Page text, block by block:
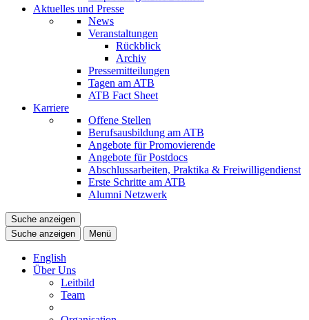
Aktuelles und Presse
News
Veranstaltungen
Rückblick
Archiv
Pressemitteilungen
Tagen am ATB
ATB Fact Sheet
Karriere
Offene Stellen
Berufsausbildung am ATB
Angebote für Promovierende
Angebote für Postdocs
Abschlussarbeiten, Praktika & Freiwilligendienst
Erste Schritte am ATB
Alumni Netzwerk
Suche anzeigen
Suche anzeigen
Menü
English
Über Uns
Leitbild
Team